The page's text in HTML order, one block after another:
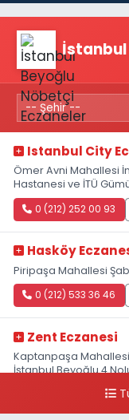
İstanbul
Istanbul City
Ömer Avni Mahallesi
Hastanesi ve İTÜ
0 (212) 252 00 93
Hasköy
Piripaşa Mahallesi
0 (212) 533 36 46
Zent Eczanesi
Kaptanpaşa Mahallesi
İstanbul Beyoğlu 4
0 (212) 297 96 92